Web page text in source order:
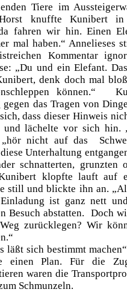
Tiere im
knuffte Kunibert
fahren wir hin. Einen
mal haben.“ Annelieses
Kommentar
„Du und ein Elefant.
denk doch mal
können.“
das Tragen von
dass dieser Hinweis
und lächelte vor sich hin.
„hör nicht auf das
Unterhaltung
schnatterten, grunzten
klopfte lauft auf
still und blickte ihn an.
ist ganz nett
Besuch abstatten. Doch
zurücklegen? Wir
läßt sich bestimmt
einen Plan. Für die
waren die
Schmunzeln.